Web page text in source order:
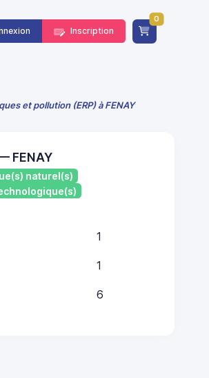
Inscription
0
et pollution (ERP) à FENAY
FENAY
naturel(s)
1
1
6